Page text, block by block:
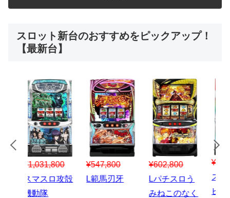
スロット新台のおすすめをピックアップ！
【最新台】
¥547,800
スマスロハナ
ビ
¥150,000
スマスロ秘宝
¥1,867,800
Lパチスロ 炎
炎ノ消防隊2